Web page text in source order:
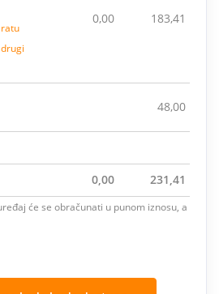
0,00 183,41
48,00
0,00 231,41
će se obračunati u punom iznosu, a